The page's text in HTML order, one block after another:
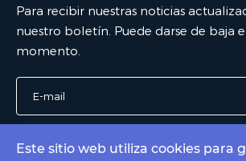
Para recibir nuestras noticias
nuestro boletín. Puede darse de baja
momento.
Este sitio web utiliza cookies para